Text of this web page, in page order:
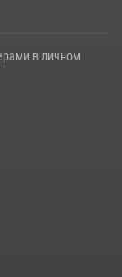
в личном